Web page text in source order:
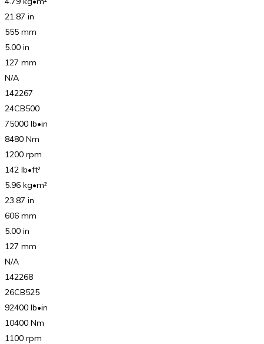
21.87 in
555 mm
5.00 in
127 mm
N/A
142267
24CB500
75000 lb•in
8480 Nm
1200 rpm
142 lb•ft²
5.96 kg•m²
23.87 in
606 mm
5.00 in
127 mm
N/A
142268
26CB525
92400 lb•in
10400 Nm
1100 rpm